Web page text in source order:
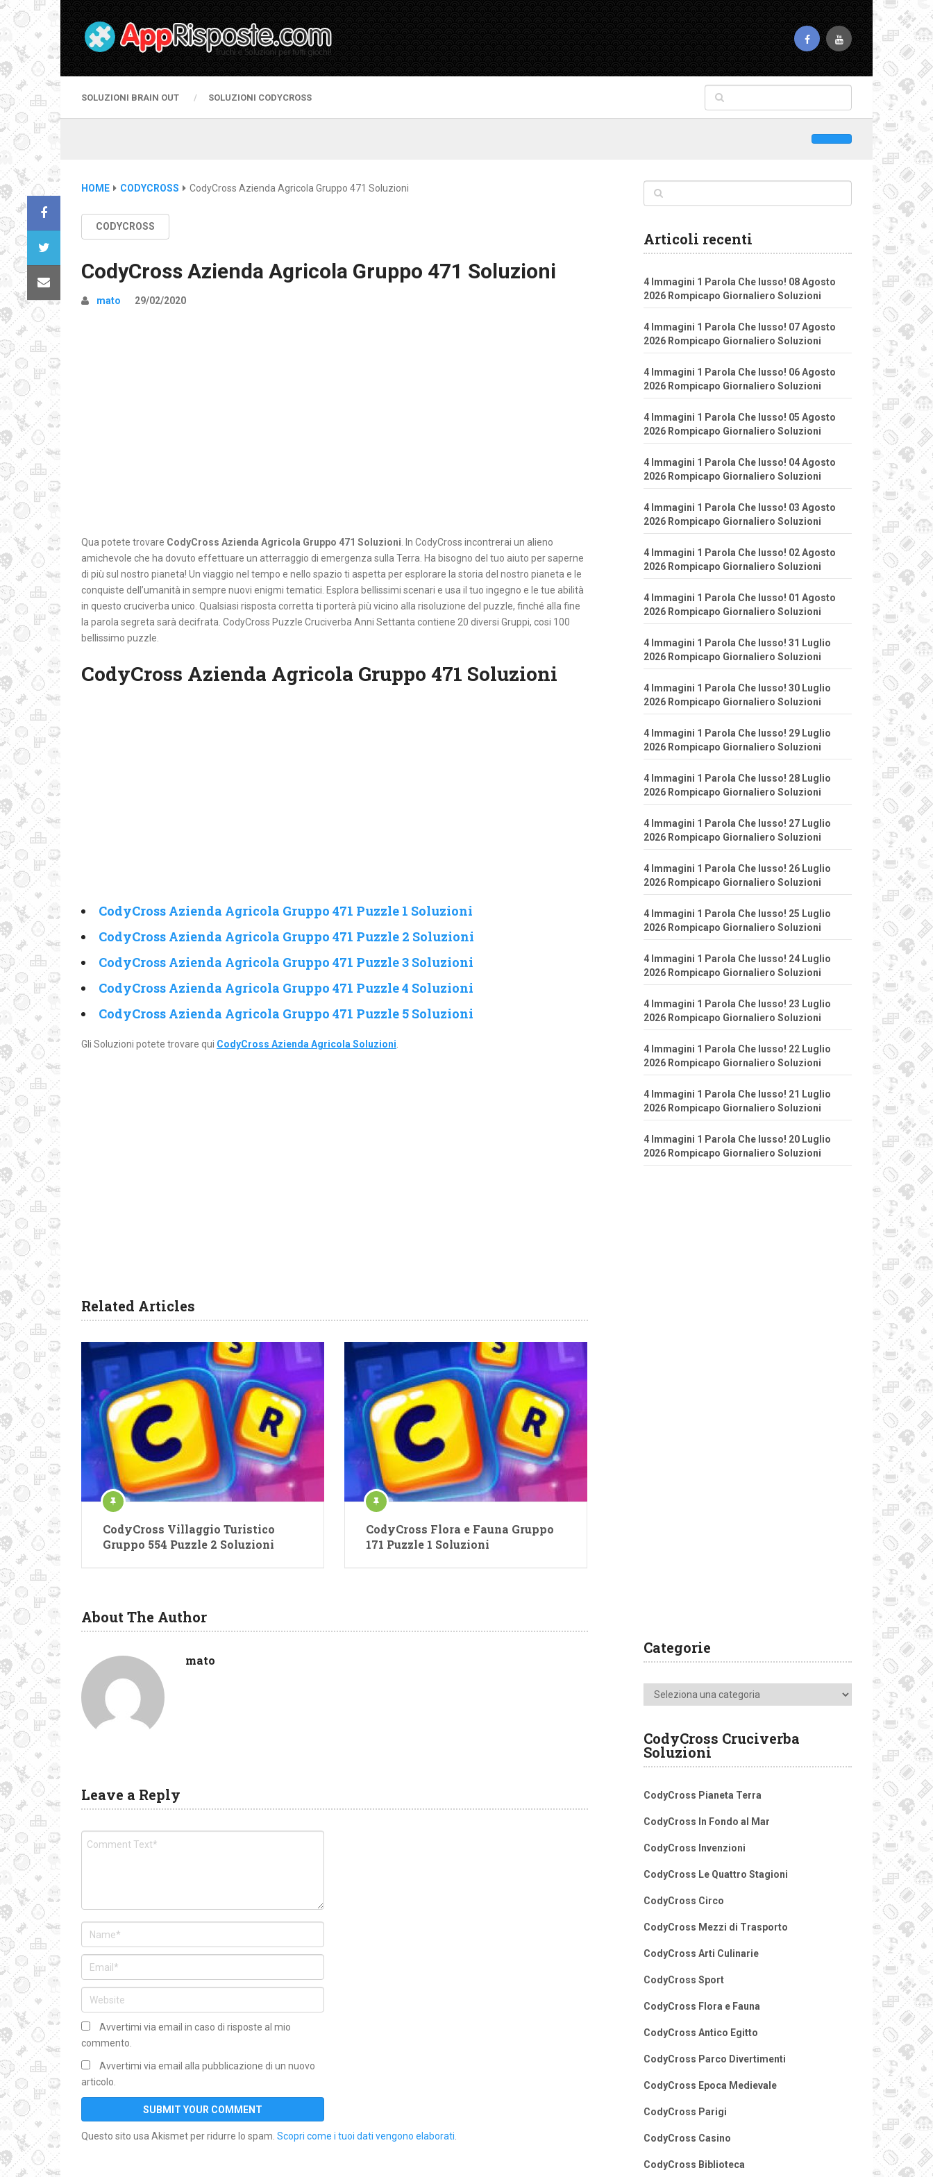
SOLUZIONI BRAIN OUT SOLUZIONI CODYCROSS
HOME CODYCROSS CodyCross Azienda Agricola Gruppo 471 Soluzioni
CODYCROSS
CodyCross Azienda Agricola Gruppo 471 Soluzioni
mato 29/02/2020
Qua potete trovare CodyCross Azienda Agricola Gruppo 471 Soluzioni . In CodyCross incontrerai un alieno
amichevole che ha dovuto effettuare un atterraggio di emergenza sulla Terra. Ha bisogno del tuo aiuto per saperne
di più sul nostro pianeta! Un viaggio nel tempo e nello spazio ti aspetta per esplorare la storia del nostro pianeta e le
conquiste dell’umanità in sempre nuovi enigmi tematici. Esplora bellissimi scenari e usa il tuo ingegno e le tue abilità
in questo cruciverba unico. Qualsiasi risposta corretta ti porterà più vicino alla risoluzione del puzzle, finché alla fine
la parola segreta sarà decifrata. CodyCross Puzzle Cruciverba Anni Settanta contiene 20 diversi Gruppi, cosi 100
bellissimo puzzle.
CodyCross Azienda Agricola Gruppo 471 Soluzioni
CodyCross Azienda Agricola Gruppo 471 Puzzle 1 Soluzioni
CodyCross Azienda Agricola Gruppo 471 Puzzle 2 Soluzioni
CodyCross Azienda Agricola Gruppo 471 Puzzle 3 Soluzioni
CodyCross Azienda Agricola Gruppo 471 Puzzle 4 Soluzioni
CodyCross Azienda Agricola Gruppo 471 Puzzle 5 Soluzioni
Gli Soluzioni potete trovare qui CodyCross Azienda Agricola Soluzioni
Related Articles
CodyCross Villaggio Turistico
Gruppo 554 Puzzle 2 Soluzioni
CodyCross Flora e Fauna Gruppo
171 Puzzle 1 Soluzioni
About The Author
mato
Leave a Reply
Avvertimi via email in caso di risposte al mio
commento.
Avvertimi via email alla pubblicazione di un nuovo
articolo.
Questo sito usa Akismet per ridurre lo spam. Scopri come i tuoi dati vengono elaborati
Articoli recenti
4 Immagini 1 Parola Che lusso! 08 Agosto
2026 Rompicapo Giornaliero Soluzioni
4 Immagini 1 Parola Che lusso! 07 Agosto
2026 Rompicapo Giornaliero Soluzioni
4 Immagini 1 Parola Che lusso! 06 Agosto
2026 Rompicapo Giornaliero Soluzioni
4 Immagini 1 Parola Che lusso! 05 Agosto
2026 Rompicapo Giornaliero Soluzioni
4 Immagini 1 Parola Che lusso! 04 Agosto
2026 Rompicapo Giornaliero Soluzioni
4 Immagini 1 Parola Che lusso! 03 Agosto
2026 Rompicapo Giornaliero Soluzioni
4 Immagini 1 Parola Che lusso! 02 Agosto
2026 Rompicapo Giornaliero Soluzioni
4 Immagini 1 Parola Che lusso! 01 Agosto
2026 Rompicapo Giornaliero Soluzioni
4 Immagini 1 Parola Che lusso! 31 Luglio
2026 Rompicapo Giornaliero Soluzioni
4 Immagini 1 Parola Che lusso! 30 Luglio
2026 Rompicapo Giornaliero Soluzioni
4 Immagini 1 Parola Che lusso! 29 Luglio
2026 Rompicapo Giornaliero Soluzioni
4 Immagini 1 Parola Che lusso! 28 Luglio
2026 Rompicapo Giornaliero Soluzioni
4 Immagini 1 Parola Che lusso! 27 Luglio
2026 Rompicapo Giornaliero Soluzioni
4 Immagini 1 Parola Che lusso! 26 Luglio
2026 Rompicapo Giornaliero Soluzioni
4 Immagini 1 Parola Che lusso! 25 Luglio
2026 Rompicapo Giornaliero Soluzioni
4 Immagini 1 Parola Che lusso! 24 Luglio
2026 Rompicapo Giornaliero Soluzioni
4 Immagini 1 Parola Che lusso! 23 Luglio
2026 Rompicapo Giornaliero Soluzioni
4 Immagini 1 Parola Che lusso! 22 Luglio
2026 Rompicapo Giornaliero Soluzioni
4 Immagini 1 Parola Che lusso! 21 Luglio
2026 Rompicapo Giornaliero Soluzioni
4 Immagini 1 Parola Che lusso! 20 Luglio
2026 Rompicapo Giornaliero Soluzioni
Categorie
Categorie
CodyCross Cruciverba
Soluzioni
CodyCross Pianeta Terra
CodyCross In Fondo al Mar
CodyCross Invenzioni
CodyCross Le Quattro Stagioni
CodyCross Circo
CodyCross Mezzi di Trasporto
CodyCross Arti Culinarie
CodyCross Sport
CodyCross Flora e Fauna
CodyCross Antico Egitto
CodyCross Parco Divertimenti
CodyCross Epoca Medievale
CodyCross Parigi
CodyCross Casino
CodyCross Biblioteca